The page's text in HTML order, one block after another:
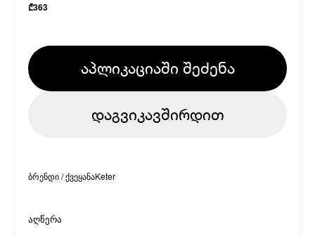
₾363
აპლიკაციაში შეძენა
დაგვიკავშირდით
ბრენდი / ქვეყანაKeter
აღწერა